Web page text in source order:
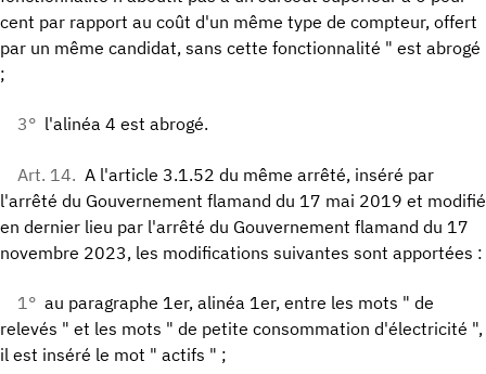
cent par rapport au coût d'un même type de compteur, offert
par un même candidat, sans cette fonctionnalité " est abrogé
;
3° l'alinéa 4 est abrogé.
Art. 14. A l'article 3.1.52 du même arrêté, inséré par
l'arrêté du Gouvernement flamand du 17 mai 2019 et modifié
en dernier lieu par l'arrêté du Gouvernement flamand du 17
novembre 2023, les modifications suivantes sont apportées :
1° au paragraphe 1er, alinéa 1er, entre les mots " de
relevés " et les mots " de petite consommation d'électricité ",
il est inséré le mot " actifs " ;